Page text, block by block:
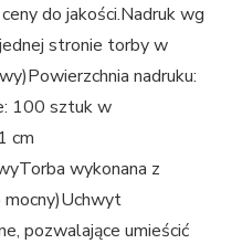
do jakości.Nadruk wg
stronie torby w
nadruku:
100 sztuk w
cm
wykonana z
mocny)Uchwyt
pozwalające umieścić